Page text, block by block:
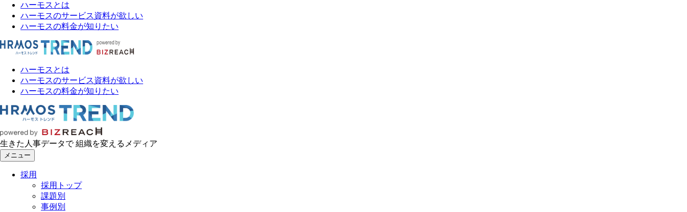
ハーモスとは
ハーモスのサービス資料が欲しい
ハーモスの料金が知りたい
ハーモスとは
ハーモスのサービス資料が欲しい
ハーモスの料金が知りたい
生きた人事データで 組織を変えるメディア
メニュー
採用
採用トップ
課題別
事例別